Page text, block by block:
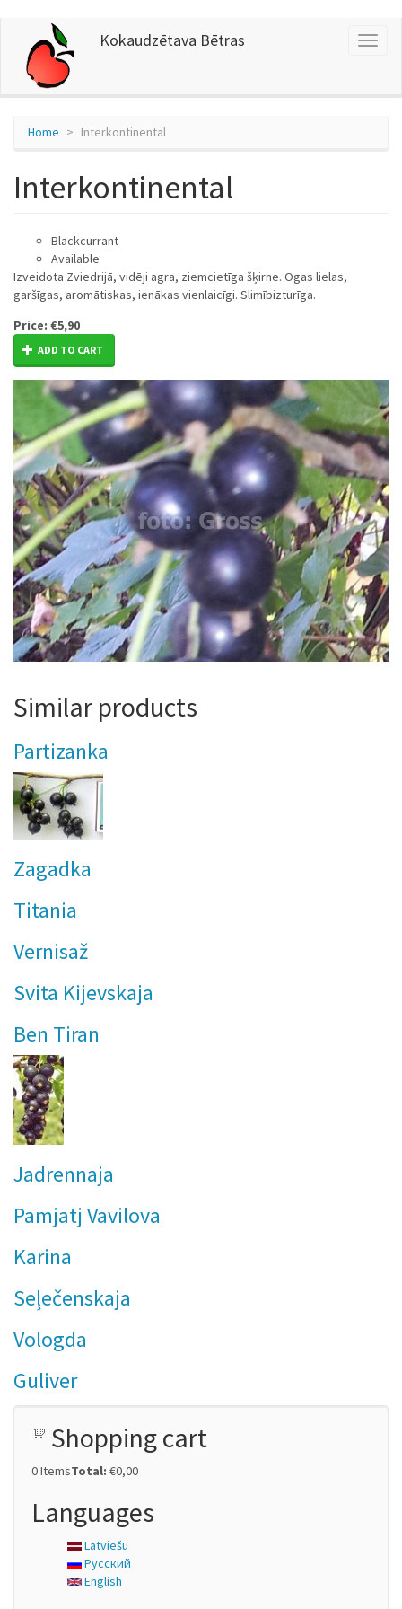
content
Kokaudzētava Bētras
Home Interkontinental
Interkontinental
Blackcurrant
Available
Izveidota Zviedrijā, vidēji agra, ziemcietīga šķirne. Ogas lielas,
garšīgas, aromātiskas, ienākas vienlaicīgi. Slimībizturīga.
Price: €5,90
ADD TO CART
Similar products
Partizanka
Zagadka
Titania
Vernisaž
Svita Kijevskaja
Ben Tiran
Jadrennaja
Pamjatj Vavilova
Karina
Seļečenskaja
Vologda
Guliver
Shopping cart
0ItemsTotal: €0,00
Languages
Latviešu
Русский
English